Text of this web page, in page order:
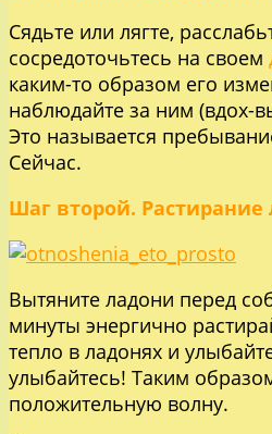
Сядьте или лягте,
сосредоточьтесь на своем
каким-то образом его
наблюдайте за ним (вдох-
Это называется
Сейчас.
Шаг второй. Растирание
Вытяните ладони перед
минуты энергично
тепло в ладонях и
улыбайтесь! Таким
положительную волну.